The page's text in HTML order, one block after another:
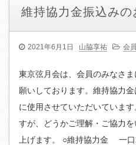
維持協力金振込みの
2021年6月1日 山脇享祐 会員
東京弦月会は、会員のみなさ
願いしております。維持協力
に使用させていただいていま
すが、どうかご理解・ご協力
上げます。 ○維持協力金 一口